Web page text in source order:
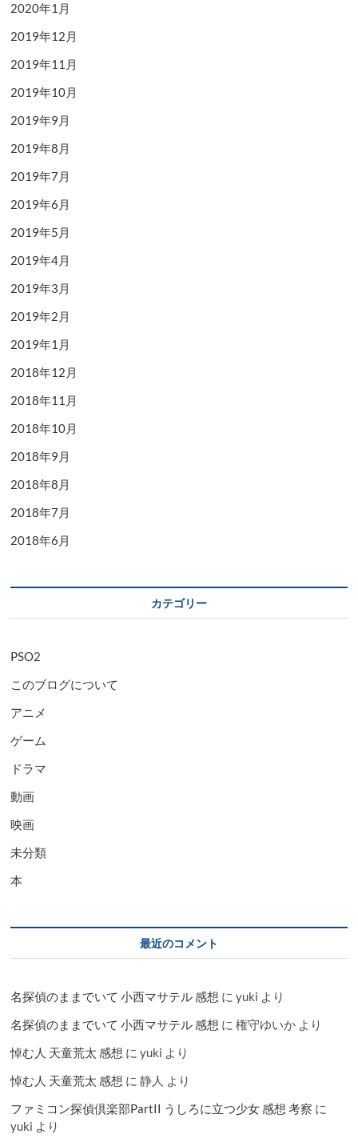
2020年1月
2019年12月
2019年11月
2019年10月
2019年9月
2019年8月
2019年7月
2019年6月
2019年5月
2019年4月
2019年3月
2019年2月
2019年1月
2018年12月
2018年11月
2018年10月
2018年9月
2018年8月
2018年7月
2018年6月
カテゴリー
PSO2
このブログについて
アニメ
ゲーム
ドラマ
動画
映画
未分類
本
最近のコメント
名探偵のままでいて 小西マサテル 感想 にyuki より
名探偵のままでいて 小西マサテル 感想 に権守ゆいか より
悼む人 天童荒太 感想 にyuki より
悼む人 天童荒太 感想 に静人 より
ファミコン探偵倶楽部PartII うしろに立つ少女 感想 考察 に
yuki より